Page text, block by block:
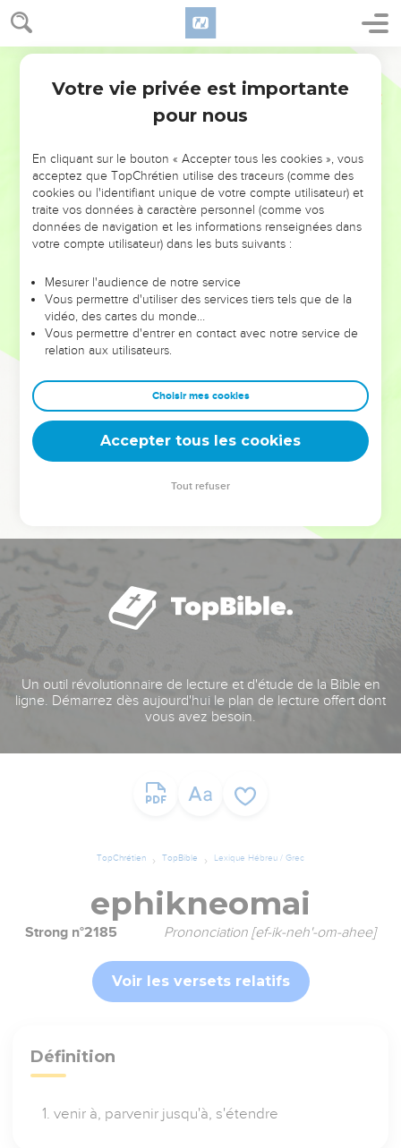
NE MANQUEZ PAS L’ÉVÉNEMENT
DE L’ANNÉE !
ET SI LEURS ERREURS POUVAIENT VOUS ÉVITER LES
VOTRES ?
leur foi ou leur vision. Mais on voit moins les doutes, les erreurs
et les saisons difficiles qu'ils ont traversés, alors même que ce
sont elles qui les ont façonnés.
Dans cette conférence, leaders, entrepreneurs, et responsables
clés pour avancer avec plus de sagesse afin que leurs erreurs
deviennent vos tremplins. Que vous guidiez un ministère, une
équipe, un groupe ou une famille, leur expérience est faite
Un outil révolutionnaire de lecture et d'étude de la Bible en
ligne. Démarrez dès aujourd'hui le plan de lecture offert dont
vous avez besoin.
TopChrétien TopBible Lexique Hébreu / Grec
ephikneomai
Strong n°2185 Prononciation [ef-ik-neh'-om-ahee]
Voir les versets relatifs
Définition
venir à, parvenir jusqu'à, s'étendre
Votre vie privée est importante
pour nous
En cliquant sur le bouton « Accepter tous les cookies », vous
acceptez que TopChrétien utilise des traceurs (comme des
cookies ou l'identifiant unique de votre compte utilisateur) et
traite vos données à caractère personnel (comme vos
données de navigation et les informations renseignées dans
votre compte utilisateur) dans les buts suivants :
Mesurer l'audience de notre service
Vous permettre d'utiliser des services tiers tels que de la
vidéo, des cartes du monde…
Vous permettre d'entrer en contact avec notre service de
relation aux utilisateurs.
Choisir mes cookies
Accepter tous les cookies
Tout refuser